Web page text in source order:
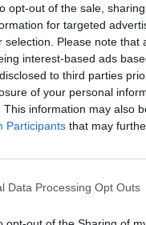
opt-out of the sale,
for targeted
selection. Please note
interest-based ads
to third parties
of your personal
This information may also
Participants that may
Data Processing Opt Outs
Πόσο και
μέχρι την